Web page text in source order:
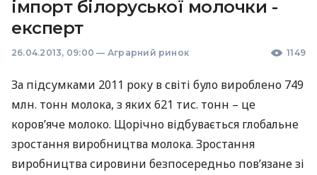
імпорт білоруської молочки -
експерт
26.04.2013, 09:00 — Аграрний ринок 1149
За підсумками 2011 року в світі було вироблено 749
млн. тонн молока, з яких 621 тис. тонн – це
коров’яче молоко. Щорічно відбувається глобальне
зростання виробництва молока. Зростання
виробництва сировини безпосередньо пов’язане зі